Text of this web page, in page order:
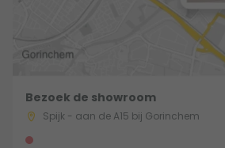
Bezoek de showroom
Spijk - aan de A15 bij Gorinchem